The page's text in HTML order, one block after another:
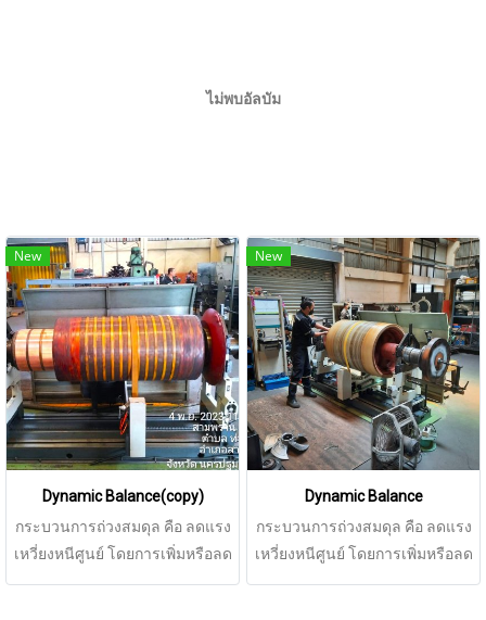
ไม่พบอัลบัม
New
Dynamic Balance(copy)
กระบวนการถ่วงสมดุล คือ ลดแรง
เหวี่ยงหนีศูนย์ โดยการเพิ่มหรือลด
น้ำหนักของชิ้นงานในตำแหน่งที่
New
Dynamic Balance
กระบวนการถ่วงสมดุล คือ ลดแรง
เหวี่ยงหนีศูนย์ โดยการเพิ่มหรือลด
น้ำหนักของชิ้นงานในตำแหน่งที่